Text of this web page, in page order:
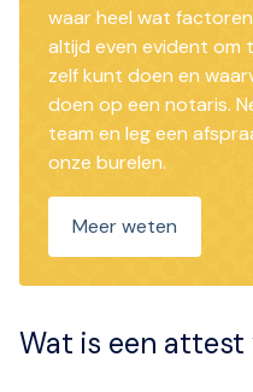
waar heel wat
altijd even evident om
zelf kunt doen en
doen op een notaris.
team en leg een
onze burelen.
Meer weten
Wat is een